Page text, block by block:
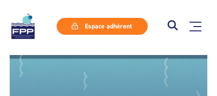
Espace adhérent